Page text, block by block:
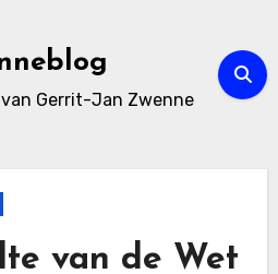
Gerrit-Jan Zwenne
van de Wet